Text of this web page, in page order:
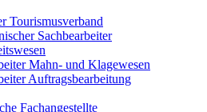
Tourismusverband
Sachbearbeiter
Mahn- und Klagewesen
Auftragsbearbeitung
Fachangestellte